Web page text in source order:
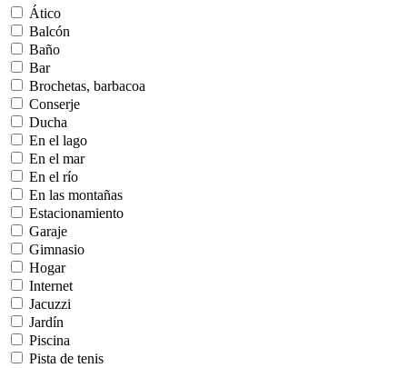
Ático
Balcón
Baño
Bar
Brochetas, barbacoa
Conserje
Ducha
En el lago
En el mar
En el río
En las montañas
Estacionamiento
Garaje
Gimnasio
Hogar
Internet
Jacuzzi
Jardín
Piscina
Pista de tenis